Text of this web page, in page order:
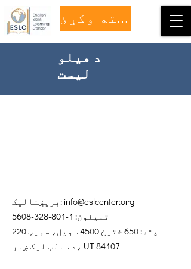
مرسته وکړئ
د هیلو
لیست
بریښنالیک:info@eslcenter.org
تلیفون: 1-801-328-5608
پته: 650 ختیځ 4500 سویل، سویټ 220
د سالټ لیک ښار، UT 84107